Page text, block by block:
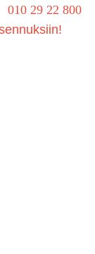
010 29 22 800